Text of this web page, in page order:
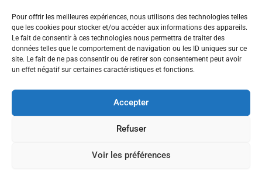
Pour offrir les meilleures expériences, nous utilisons des technologies telles
que les cookies pour stocker et/ou accéder aux informations des appareils.
Le fait de consentir à ces technologies nous permettra de traiter des
données telles que le comportement de navigation ou les ID uniques sur ce
site. Le fait de ne pas consentir ou de retirer son consentement peut avoir
un effet négatif sur certaines caractéristiques et fonctions.
Accepter
Refuser
Voir les préférences
des néo-titulaires de l’académie de